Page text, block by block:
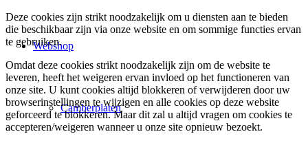
Webshop
Camberplaten
Deze cookies zijn strikt noodzakelijk om u diensten aan te bieden
die beschikbaar zijn via onze website en om sommige functies ervan
te gebruiken.
Omdat deze cookies strikt noodzakelijk zijn om de website te
leveren, heeft het weigeren ervan invloed op het functioneren van
onze site. U kunt cookies altijd blokkeren of verwijderen door uw
browserinstellingen te wijzigen en alle cookies op deze website
geforceerd te blokkeren. Maar dit zal u altijd vragen om cookies te
accepteren/weigeren wanneer u onze site opnieuw bezoekt.